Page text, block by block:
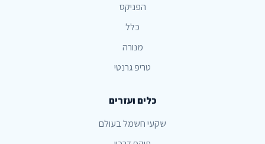
הפניקס
כלל
מנורה
טריפ גרנטי
כלים ועזרים
שקעי חשמל בעולם